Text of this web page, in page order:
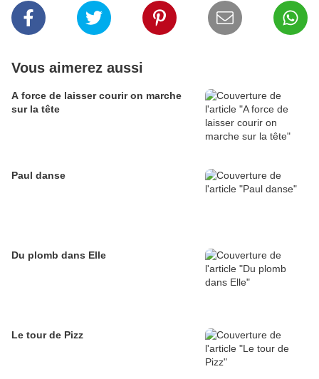
Vous aimerez aussi
A force de laisser courir on marche
sur la tête
Paul danse
Du plomb dans Elle
Le tour de Pizz